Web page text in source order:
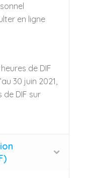
en ligne
de DIF
30 juin 2021,
DIF sur